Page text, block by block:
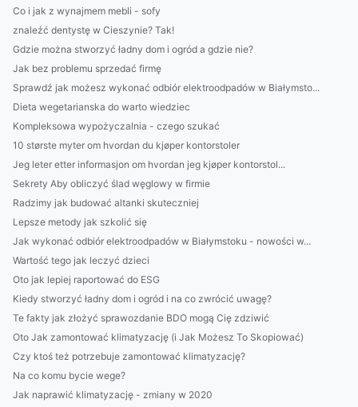
Co i jak z wynajmem mebli - sofy
znaleźć dentystę w Cieszynie? Tak!
Gdzie można stworzyć ładny dom i ogród a gdzie nie?
Jak bez problemu sprzedać firmę
Sprawdź jak możesz wykonać odbiór elektroodpadów w Białymsto...
Dieta wegetarianska do warto wiedziec
Kompleksowa wypożyczalnia - czego szukać
10 største myter om hvordan du kjøper kontorstoler
Jeg leter etter informasjon om hvordan jeg kjøper kontorstol...
Sekrety Aby obliczyć ślad węglowy w firmie
Radzimy jak budować altanki skuteczniej
Lepsze metody jak szkolić się
Jak wykonać odbiór elektroodpadów w Białymstoku - nowości w...
Wartość tego jak leczyć dzieci
Oto jak lepiej raportować do ESG
Kiedy stworzyć ładny dom i ogród i na co zwrócić uwagę?
Te fakty jak złożyć sprawozdanie BDO mogą Cię zdziwić
Oto Jak zamontować klimatyzację (i Jak Możesz To Skopiować)
Czy ktoś też potrzebuje zamontować klimatyzację?
Na co komu bycie wege?
Jak naprawić klimatyzację - zmiany w 2020